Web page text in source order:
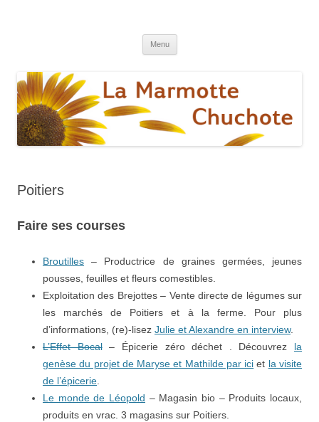
Menu
Poitiers
Faire ses courses
Broutilles – Productrice de graines germées, jeunes
pousses, feuilles et fleurs comestibles.
Exploitation des Brejottes – Vente directe de légumes sur
les marchés de Poitiers et à la ferme. Pour plus
d’informations, (re)-lisez Julie et Alexandre en interview.
L’Effet Bocal– Épicerie zéro déchet . Découvrez la
genèse du projet de Maryse et Mathilde par ici et la visite
de l’épicerie
Le monde de Léopold – Magasin bio – Produits locaux,
produits en vrac. 3 magasins sur Poitiers.